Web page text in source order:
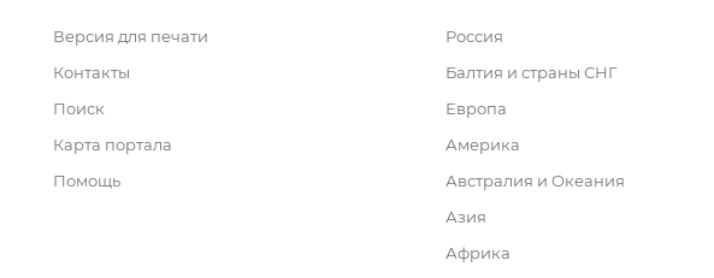
Версия для печати
Контакты
Поиск
Карта портала
Помощь
Россия
Балтия и страны СНГ
Европа
Америка
Австралия и Океания
Азия
Африка